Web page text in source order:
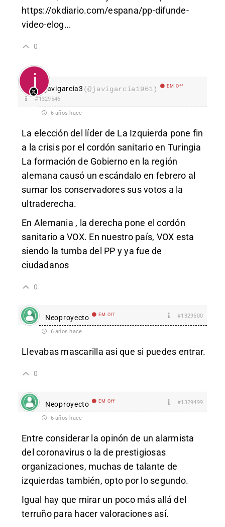
https://okdiario.com/espana/pp-difunde-
video-elog…
0
javigarcia3 (@javigarcia1961) EM Off
#1329546
6 años hace
La elección del líder de La Izquierda pone fin
a la crisis por el cordón sanitario en Turingia
La formación de Gobierno en la región
alemana causó un escándalo en febrero al
sumar los conservadores sus votos a la
ultraderecha.
En Alemania , la derecha pone el cordón
sanitario a VOX. En nuestro país, VOX esta
siendo la tumba del PP y ya fue de
ciudadanos
0
Neoproyecto EM Off #1329500
6 años hace
Llevabas mascarilla asi que si puedes entrar.
0
Neoproyecto EM Off #1329499
6 años hace
Entre considerar la opinón de un alarmista
del coronavirus o la de prestigiosas
organizaciones, muchas de talante de
izquierdas también, opto por lo segundo.
Igual hay que mirar un poco más allá del
terruño para hacer valoraciones así.